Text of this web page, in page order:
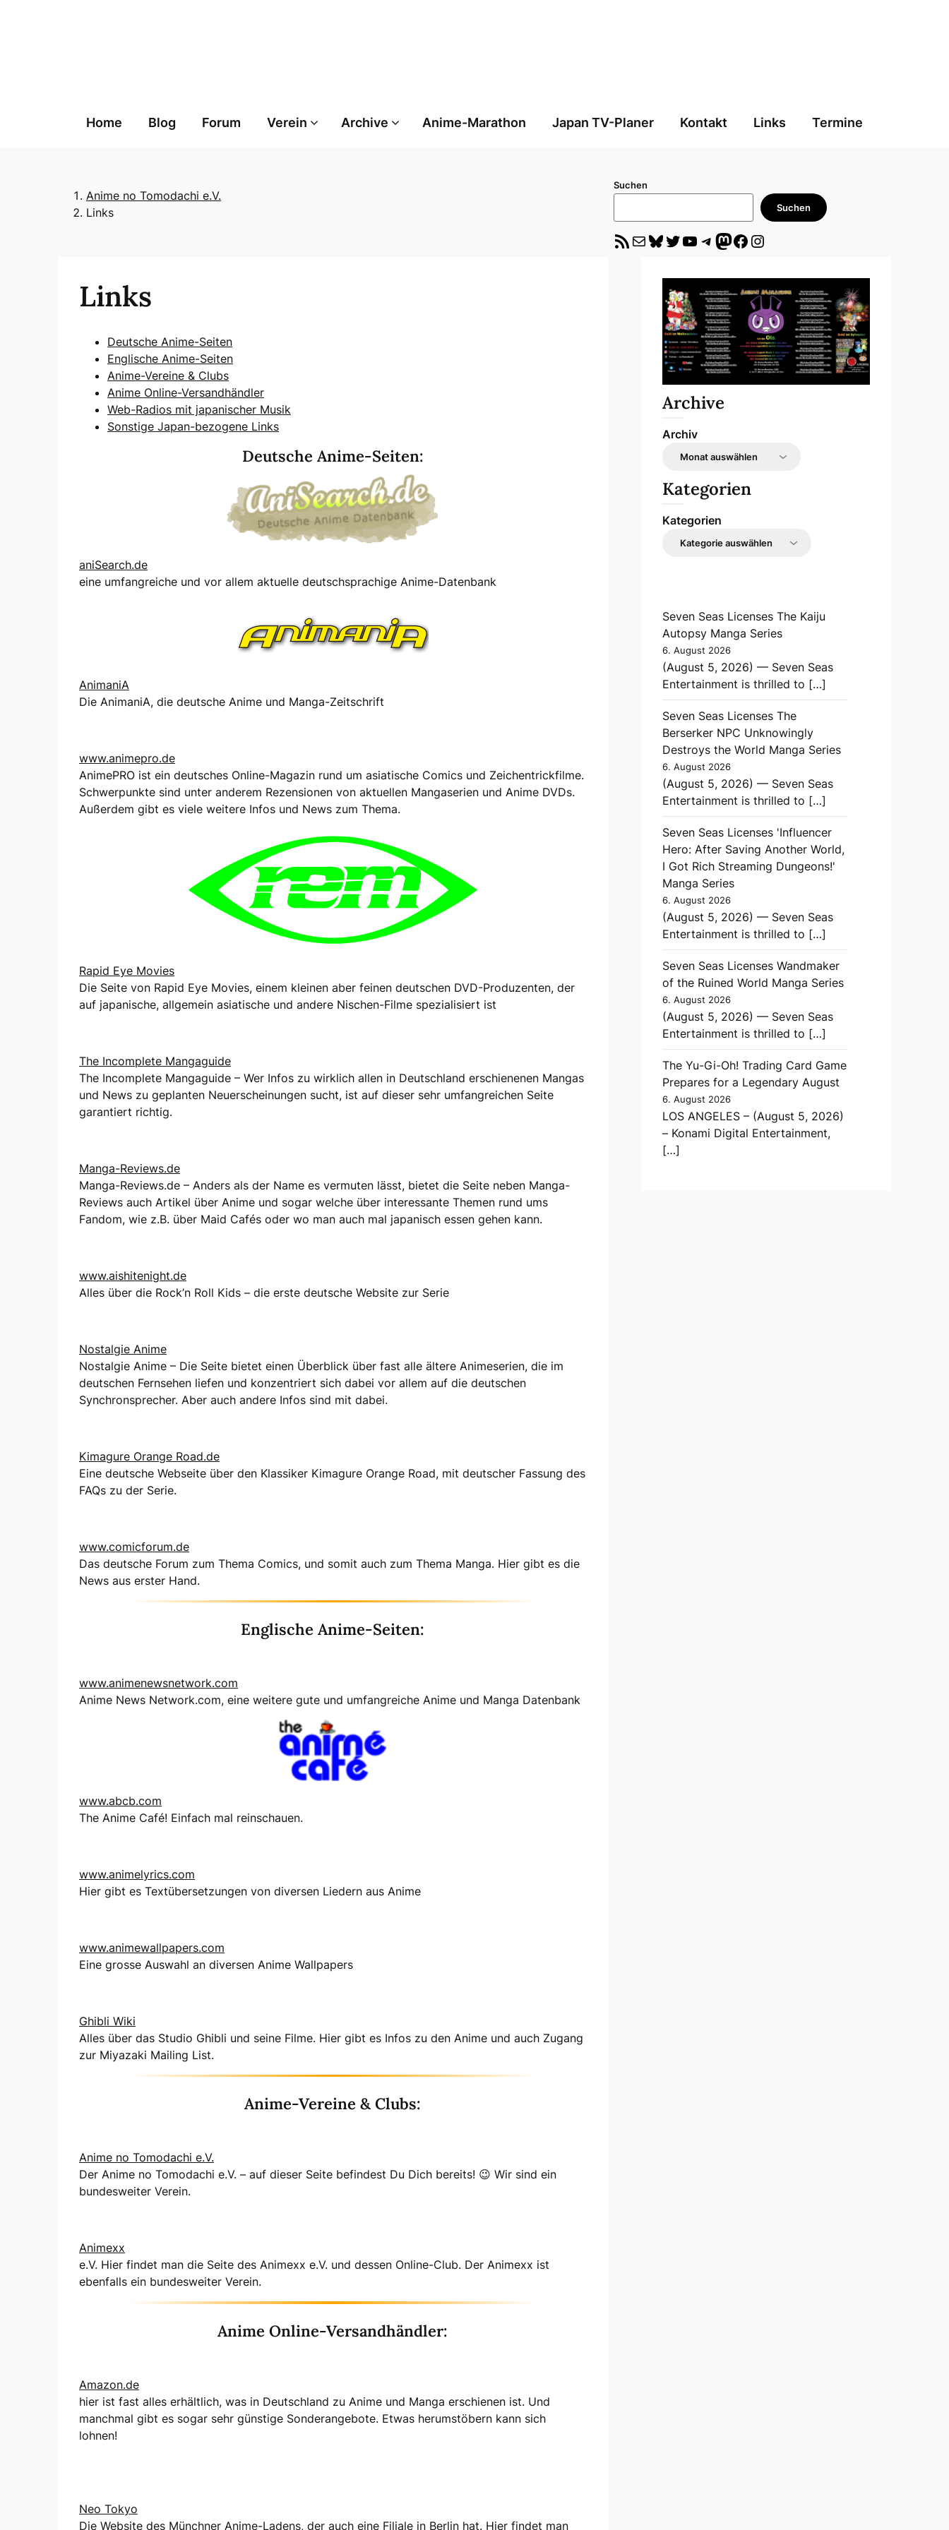
Home Blog Forum Verein Archive Anime-Marathon Japan TV-Planer Kontakt Links Termine
Anime no Tomodachi e.V.
Links
Suchen
Suchen
RSS-Feed E-Mail Bluesky Twitter YouTube Telegram Mastodon Facebook Instagram
Links
Deutsche Anime-Seiten
Englische Anime-Seiten
Anime-Vereine & Clubs
Anime Online-Versandhändler
Web-Radios mit japanischer Musik
Sonstige Japan-bezogene Links
Deutsche Anime-Seiten:
aniSearch.de
eine umfangreiche und vor allem aktuelle deutschsprachige Anime-Datenbank
AnimaniA
Die AnimaniA, die deutsche Anime und Manga-Zeitschrift
www.animepro.de
AnimePRO ist ein deutsches Online-Magazin rund um asiatische Comics und Zeichentrickfilme.
Schwerpunkte sind unter anderem Rezensionen von aktuellen Mangaserien und Anime DVDs.
Außerdem gibt es viele weitere Infos und News zum Thema.
Rapid Eye Movies
Die Seite von Rapid Eye Movies, einem kleinen aber feinen deutschen DVD-Produzenten, der
auf japanische, allgemein asiatische und andere Nischen-Filme spezialisiert ist
The Incomplete Mangaguide
The Incomplete Mangaguide – Wer Infos zu wirklich allen in Deutschland erschienenen Mangas
und News zu geplanten Neuerscheinungen sucht, ist auf dieser sehr umfangreichen Seite
garantiert richtig.
Manga-Reviews.de
Manga-Reviews.de – Anders als der Name es vermuten lässt, bietet die Seite neben Manga-
Reviews auch Artikel über Anime und sogar welche über interessante Themen rund ums
Fandom, wie z.B. über Maid Cafés oder wo man auch mal japanisch essen gehen kann.
www.aishitenight.de
Alles über die Rock’n Roll Kids – die erste deutsche Website zur Serie
Nostalgie Anime
Nostalgie Anime – Die Seite bietet einen Überblick über fast alle ältere Animeserien, die im
deutschen Fernsehen liefen und konzentriert sich dabei vor allem auf die deutschen
Synchronsprecher. Aber auch andere Infos sind mit dabei.
Kimagure Orange Road.de
Eine deutsche Webseite über den Klassiker Kimagure Orange Road, mit deutscher Fassung des
FAQs zu der Serie.
www.comicforum.de
Das deutsche Forum zum Thema Comics, und somit auch zum Thema Manga. Hier gibt es die
News aus erster Hand.
Englische Anime-Seiten:
www.animenewsnetwork.com
Anime News Network.com, eine weitere gute und umfangreiche Anime und Manga Datenbank
www.abcb.com
The Anime Café! Einfach mal reinschauen.
www.animelyrics.com
Hier gibt es Textübersetzungen von diversen Liedern aus Anime
www.animewallpapers.com
Eine grosse Auswahl an diversen Anime Wallpapers
Ghibli Wiki
Alles über das Studio Ghibli und seine Filme. Hier gibt es Infos zu den Anime und auch Zugang
zur Miyazaki Mailing List.
Anime-Vereine & Clubs:
Anime no Tomodachi e.V.
Der Anime no Tomodachi e.V. – auf dieser Seite befindest Du Dich bereits! 😉 Wir sind ein
bundesweiter Verein.
Animexx
e.V. Hier findet man die Seite des Animexx e.V. und dessen Online-Club. Der Animexx ist
ebenfalls ein bundesweiter Verein.
Anime Online-Versandhändler:
Amazon.de
hier ist fast alles erhältlich, was in Deutschland zu Anime und Manga erschienen ist. Und
manchmal gibt es sogar sehr günstige Sonderangebote. Etwas herumstöbern kann sich
lohnen!
Neo Tokyo
Die Website des Münchner Anime-Ladens, der auch eine Filiale in Berlin hat. Hier findet man
Archive
Archiv
Kategorien
Kategorien
Seven Seas Licenses The Kaiju
Autopsy Manga Series
6. August 2026
(August 5, 2026) — Seven Seas
Entertainment is thrilled to […]
Seven Seas Licenses The
Berserker NPC Unknowingly
Destroys the World Manga Series
6. August 2026
(August 5, 2026) — Seven Seas
Entertainment is thrilled to […]
Seven Seas Licenses 'Influencer
Hero: After Saving Another World,
I Got Rich Streaming Dungeons!'
Manga Series
6. August 2026
(August 5, 2026) — Seven Seas
Entertainment is thrilled to […]
Seven Seas Licenses Wandmaker
of the Ruined World Manga Series
6. August 2026
(August 5, 2026) — Seven Seas
Entertainment is thrilled to […]
The Yu-Gi-Oh! Trading Card Game
Prepares for a Legendary August
6. August 2026
LOS ANGELES – (August 5, 2026)
– Konami Digital Entertainment,
[…]